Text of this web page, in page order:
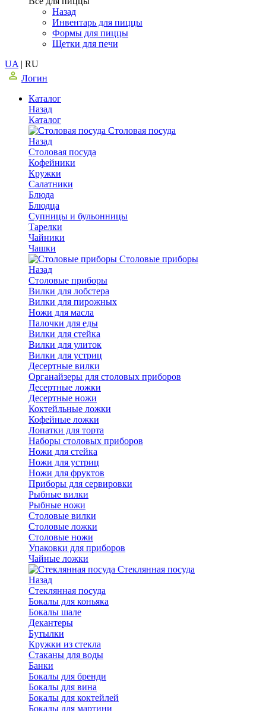
Назад
Инвентарь для пиццы
Формы для пиццы
Щетки для печи
UA | RU
Логин
Каталог
Назад
Каталог
Столовая посуда
Назад
Столовая посуда
Кофейники
Кружки
Салатники
Блюда
Блюдца
Супницы и бульонницы
Тарелки
Чайники
Чашки
Cтоловые приборы
Назад
Cтоловые приборы
Вилки для лобстера
Вилки для пирожных
Ножи для масла
Палочки для еды
Вилки для стейка
Вилки для улиток
Вилки для устриц
Десертные вилки
Органайзеры для столовых приборов
Десертные ложки
Десертные ножи
Коктейльные ложки
Кофейные ложки
Лопатки для торта
Наборы столовых приборов
Ножи для стейка
Ножи для устриц
Ножи для фруктов
Приборы для сервировки
Рыбные вилки
Рыбные ножи
Столовые вилки
Столовые ложки
Столовые ножи
Упаковки для приборов
Чайные ложки
Стеклянная посуда
Назад
Стеклянная посуда
Бокалы для коньяка
Бокалы шале
Декантеры
Бутылки
Кружки из стекла
Стаканы для воды
Банки
Бокалы для бренди
Бокалы для вина
Бокалы для коктейлей
Бокалы для мартини